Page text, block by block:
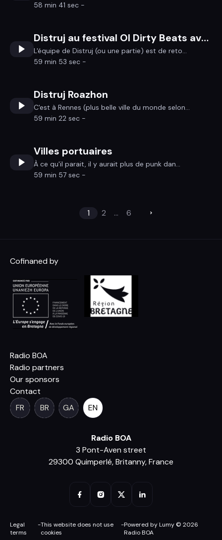
58 min 41 sec -
Distruj au festival Ol Dirty Beats avec le groupe GURS
L'équipe de Distruj (ou une partie) est de reto...
59 min 53 sec -
Distruj Roazhon
C'est à Rennes (plus belle ville du monde selon...
59 min 22 sec -
Villes portuaires
À ce qu'il parait, il y aurait plus de punk dan...
59 min 57 sec -
1 2 ... 6
Cofinaned by
Radio BOA
Radio partners
Our sponsors
Contact
FR
BR GA EN
Radio BOA
3 Pont-Aven street
29300 Quimperlé, Britanny, France
Legal
terms
-This website does not use
cookies
-Powered by Lumy © 2026
Radio BOA